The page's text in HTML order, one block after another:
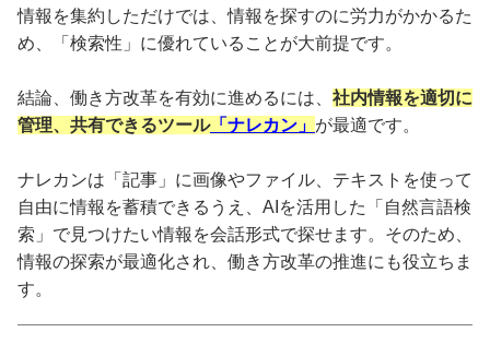
情報を集約しただけでは、情報を探すのに労力がかかるた
め、「検索性」に優れていることが大前提です。
結論、働き方改革を有効に進めるには、 社内情報を適切に
管理、共有できるツール「ナレカン」 が最適です。
ナレカンは「記事」に画像やファイル、テキストを使って
自由に情報を蓄積できるうえ、AIを活用した「自然言語検
索」で見つけたい情報を会話形式で探せます。そのため、
情報の探索が最適化され、働き方改革の推進にも役立ちま
す。